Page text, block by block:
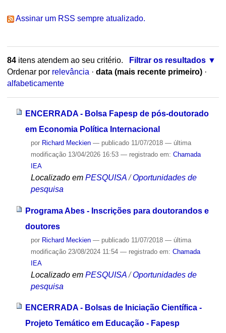
Assinar um RSS sempre atualizado.
84itens atendem ao seu critério.
Filtrar os resultados
Ordenar por relevância · data (mais recente primeiro) ·
alfabeticamente
ENCERRADA - Bolsa Fapesp de pós-doutorado
em Economia Política Internacional
por Richard Meckien — publicado11/07/2018 — última
modificação13/04/2026 16:53 — registrado em: Chamada
IEA
Localizado em PESQUISA /Oportunidades de
pesquisa
Programa Abes - Inscrições para doutorandos e
doutores
por Richard Meckien — publicado11/07/2018 — última
modificação23/08/2024 11:54 — registrado em: Chamada
IEA
Localizado em PESQUISA /Oportunidades de
pesquisa
ENCERRADA - Bolsas de Iniciação Científica -
Projeto Temático em Educação - Fapesp